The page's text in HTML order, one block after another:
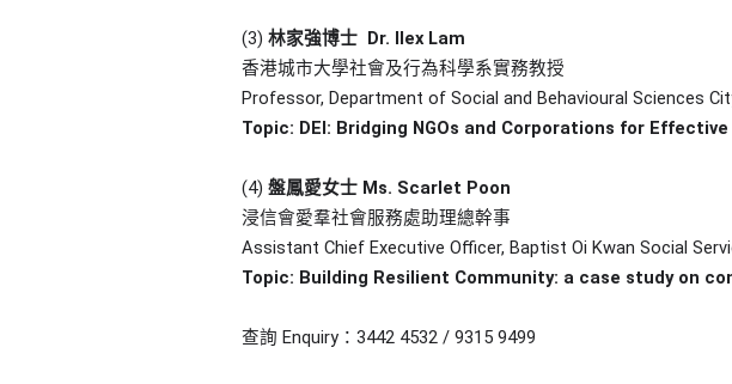
(3) 林家強博士 Dr. Ilex Lam
香港城市大學社會及行為科學系實務教授
Professor, Department of Social and Behavioural Sciences
Topic: DEI: Bridging NGOs and Corporations for
(4) 盤鳳愛女士 Ms. Scarlet Poon
浸信會愛羣社會服務處助理總幹事
Assistant Chief Executive Officer, Baptist Oi Kwan Social
Topic: Building Resilient Community: a case study on
查詢 Enquiry：3442 4532 / 9315 9499